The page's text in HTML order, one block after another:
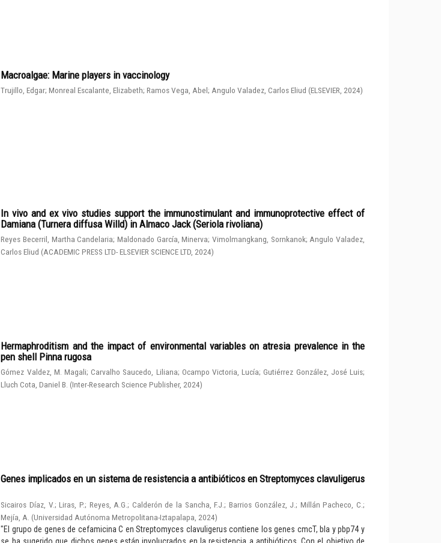
Macroalgae: Marine players in vaccinology
Trujillo, Edgar;Monreal Escalante, Elizabeth;Ramos Vega, Abel;Angulo Valadez, Carlos Eliud (ELSEVIER, 2024)
In vivo and ex vivo studies support the immunostimulant and immunoprotective effect of
Damiana (Turnera diffusa Willd) in Almaco Jack (Seriola rivoliana)
Reyes Becerril, Martha Candelaria;Maldonado García, Minerva;Vimolmangkang, Sornkanok; Angulo Valadez,
Carlos Eliud (ACADEMIC PRESS LTD- ELSEVIER SCIENCE LTD 2024)
Hermaphroditism and the impact of environmental variables on atresia prevalence in the
pen shell Pinna rugosa
Gómez Valdez, M. Magali;Carvalho Saucedo, Liliana; Ocampo Victoria, Lucía;Gutiérrez González, José Luis;
Lluch Cota, Daniel B. (Inter-Research Science Publisher, 2024)
Genes implicados en un sistema de resistencia a antibióticos en Streptomyces clavuligerus
Sicairos Díaz, V.;Liras, P.; Reyes, A.G.; Calderón de la Sancha, F.J.; Barrios González, J.; Millán Pacheco, C. ;
Mejía, A. (Universidad Autónoma Metropolitana-Iztapalapa 2024)
"El grupo de genes de cefamicina C en Streptomyces clavuligerus contiene los genes cmcT, bla y pbp74 y